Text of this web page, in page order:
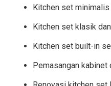
Kitchen set
Kitchen set klasik
Kitchen set built-in
Pemasangan kabinet